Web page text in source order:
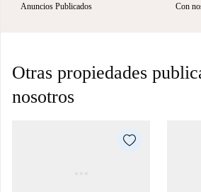
Anuncios Publicados Con
Otras propiedades
nosotros